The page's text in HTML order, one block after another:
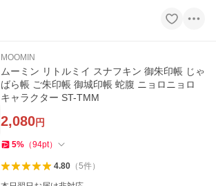
MOOMIN
ムーミン リトルミイ スナフキン 御朱印帳 じゃ
ばら帳 ご朱印帳 御城印帳 蛇腹 ニョロニョロ
キャラクター ST-TMM
2,080円
5% （94pt）
4.80（5件）